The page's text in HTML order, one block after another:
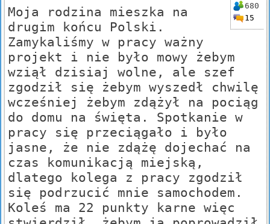
680
15
Moja rodzina mieszka na
drugim końcu Polski.
Zamykaliśmy w pracy ważny
projekt i nie było mowy żebym
wziął dzisiaj wolne, ale szef
zgodził się żebym wyszedł chwilę
wcześniej żebym zdążył na pociąg
do domu na święta. Spotkanie w
pracy się przeciągało i było
jasne, że nie zdążę dojechać na
czas komunikacją miejską,
dlatego kolega z pracy zgodził
się podrzucić mnie samochodem.
Koleś ma 22 punkty karne więc